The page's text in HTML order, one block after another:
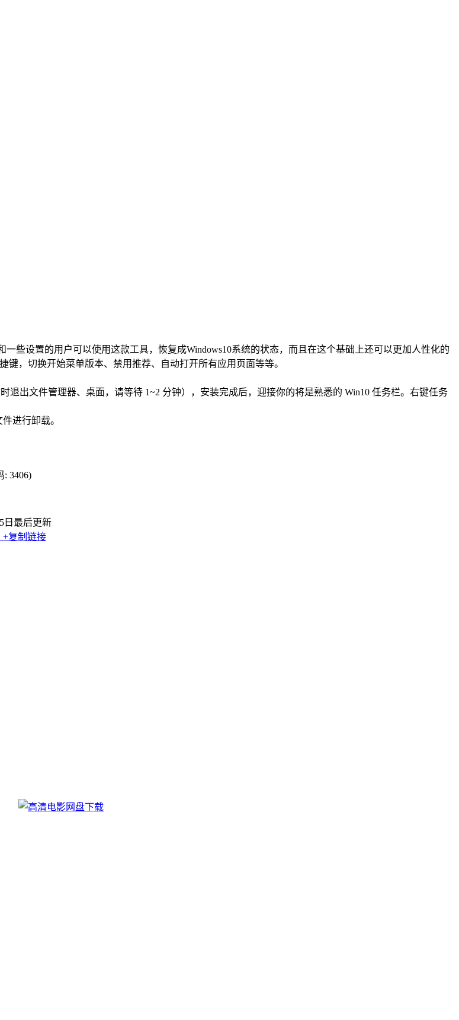
一些设置的用户可以使用这款工具，恢复成Windows10系统的状态，而且在这个基础上还可以更加人性化的
，切换开始菜单版本、禁用推荐、自动打开所有应用页面等等。
退出文件管理器、桌面，请等待 1~2 分钟），安装完成后，迎接你的将是熟悉的 Win10 任务栏。右键任务
进行卸载。
: 3406)
日最后更新
+复制链接